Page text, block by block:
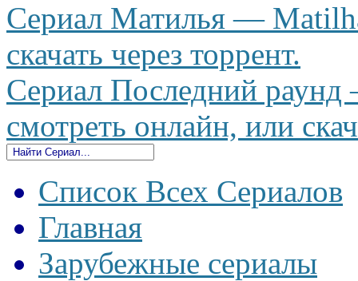
Сериал Матилья —
скачать через торрент.
Сериал Последний
смотреть онлайн, или
Список Всех Сериалов
Главная
Зарубежные сериалы